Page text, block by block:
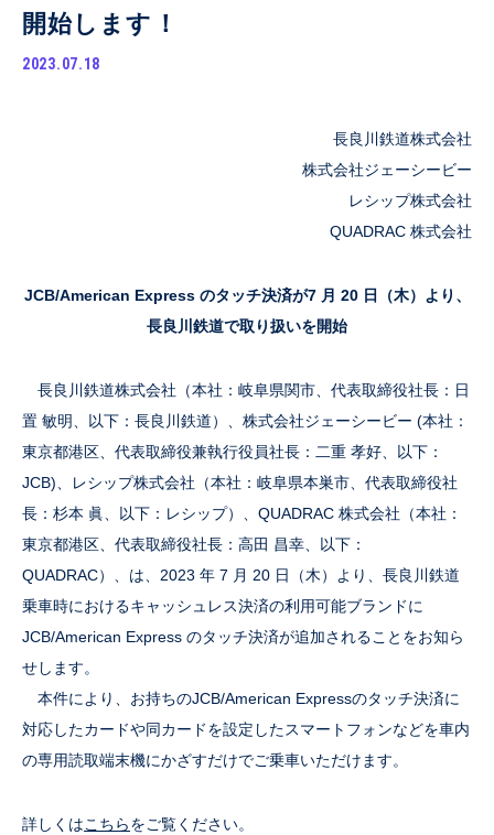
開始します！
2023.07.18
長良川鉄道株式会社
株式会社ジェーシービー
レシップ株式会社
QUADRAC 株式会社
JCB/American Express のタッチ決済が7 月 20 日（木）より、
長良川鉄道で取り扱いを開始
長良川鉄道株式会社（本社：岐阜県関市、代表取締役社長：日
置 敏明、以下：長良川鉄道）、株式会社ジェーシービー (本社：
東京都港区、代表取締役兼執行役員社長：二重 孝好、以下：
JCB)、レシップ株式会社（本社：岐阜県本巣市、代表取締役社
長：杉本 眞、以下：レシップ）、QUADRAC 株式会社（本社：
東京都港区、代表取締役社長：高田 昌幸、以下：
QUADRAC）、は、2023 年 7 月 20 日（木）より、長良川鉄道
乗車時におけるキャッシュレス決済の利用可能ブランドに
JCB/American Express のタッチ決済が追加されることをお知ら
せします。
本件により、お持ちのJCB/American Expressのタッチ決済に
対応したカードや同カードを設定したスマートフォンなどを車内
の専用読取端末機にかざすだけでご乗車いただけます。
詳しくはこちらをご覧ください。